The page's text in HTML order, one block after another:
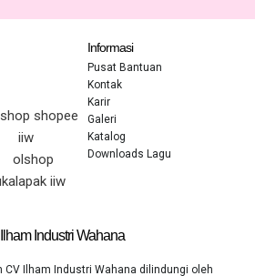
Industri Wahana
CV Ilham Industri Wahana dilindungi oleh
Informasi
Pusat Bantuan
Kontak
Karir
Galeri
Katalog
Downloads Lagu